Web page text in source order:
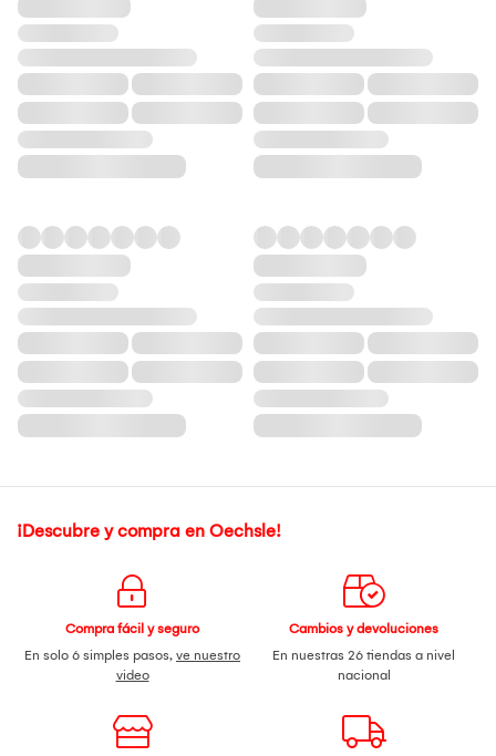
¡Descubre y compra en Oechsle!
Compra fácil y seguro
En solo 6 simples pasos, ve nuestro
video
Cambios y devoluciones
En nuestras 26 tiendas a nivel
nacional